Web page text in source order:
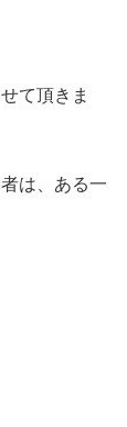
て頂きま
は、ある一